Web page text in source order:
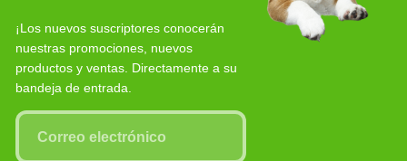
¡Los nuevos suscriptores conocerán
nuestras promociones, nuevos
productos y ventas. Directamente a su
bandeja de entrada.